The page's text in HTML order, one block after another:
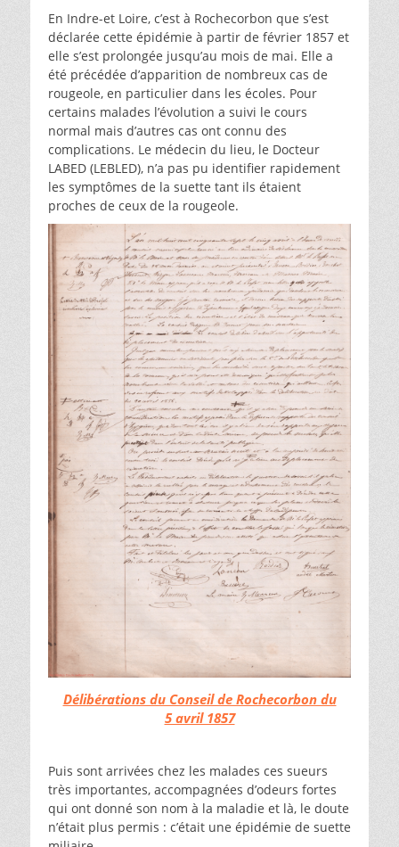
En Indre-et Loire, c’est à Rochecorbon que s’est
déclarée cette épidémie à partir de février 1857 et
elle s’est prolongée jusqu’au mois de mai. Elle a
été précédée d’apparition de nombreux cas de
rougeole, en particulier dans les écoles. Pour
certains malades l’évolution a suivi le cours
normal mais d’autres cas ont connu des
complications. Le médecin du lieu, le Docteur
LABED (LEBLED), n’a pas pu identifier rapidement
les symptômes de la suette tant ils étaient
proches de ceux de la rougeole.
Délibérations du Conseil de Rochecorbon du
5 avril 1857
Puis sont arrivées chez les malades ces sueurs
très importantes, accompagnées d’odeurs fortes
qui ont donné son nom à la maladie et là, le doute
n’était plus permis : c’était une épidémie de suette